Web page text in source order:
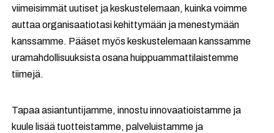
viimeisimmät uutiset ja keskustelemaan, kuinka voimme
auttaa organisaatiotasi kehittymään ja menestymään
kanssamme. Pääset myös keskustelemaan kanssamme
uramahdollisuuksista osana huippuammattilaistemme
tiimejä.
Tapaa asiantuntijamme, innostu innovaatioistamme ja
kuule lisää tuotteistamme, palveluistamme ja